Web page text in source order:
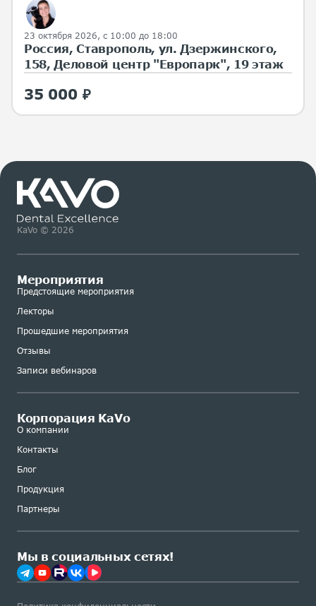
23 октября 2026, с 10:00 до 18:00
Россия, Ставрополь, ул. Дзержинского,
158, Деловой центр "Европарк", 19 этаж
35 000 ₽
KaVo © 2026
Мероприятия
Предстоящие мероприятия
Лекторы
Прошедшие мероприятия
Отзывы
Записи вебинаров
Корпорация KaVo
О компании
Контакты
Блог
Продукция
Партнеры
Мы в социальных сетях!